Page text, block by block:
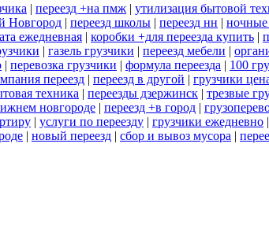
| переезд +на пмж | утилизация бытовой
Новгород | переезд школы | переезд нн | ночные
ежедневная | коробки +для переезда купить |
| газель грузчики | переезд мебели |
| перевозка грузчики | формула переезда | 100
переезд | переезд в другой | грузчики
техника | переезды дзержинск | трезвые
новгороде | переезд +в город |
| услуги по переезду | грузчики ежедневно |
| новый переезд | сбор и вывоз мусора |